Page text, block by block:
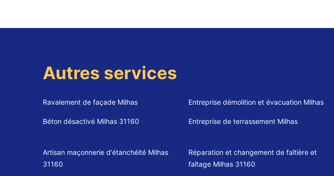
Autres services
Ravalement de façade Milhas Entreprise démolition et évacuation Milhas
Béton désactivé Milhas 31160 Entreprise de terrassement Milhas
Artisan maçonnerie d'étanchéité Milhas
31160
Réparation et changement de faîtière et
faîtage Milhas 31160